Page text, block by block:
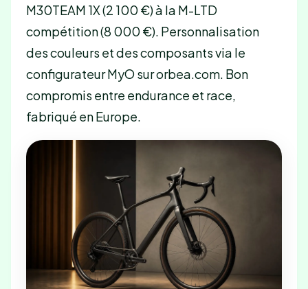
M30TEAM 1X (2 100 €) à la M-LTD
compétition (8 000 €). Personnalisation
des couleurs et des composants via le
configurateur MyO sur orbea.com. Bon
compromis entre endurance et race,
fabriqué en Europe.